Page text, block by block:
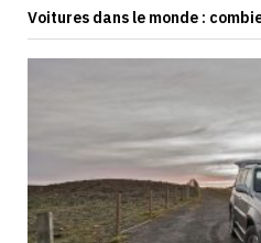
Voitures dans le monde :